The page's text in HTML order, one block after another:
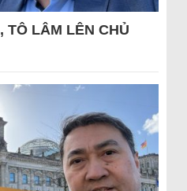
LÂM LÊN CHỦ